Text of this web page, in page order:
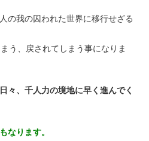
の我の囚われた世界に移行せざる
う、戻されてしまう事になりま
々、千人力の境地に早く進んでく
なります。